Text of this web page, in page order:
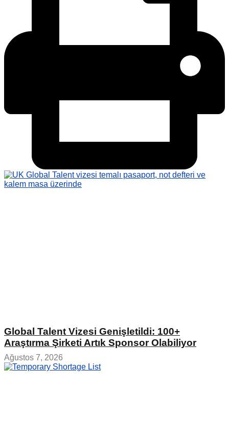
Global Talent Vizesi Genişletildi: 100+
Araştırma Şirketi Artık Sponsor Olabiliyor
Ağustos 7, 2026